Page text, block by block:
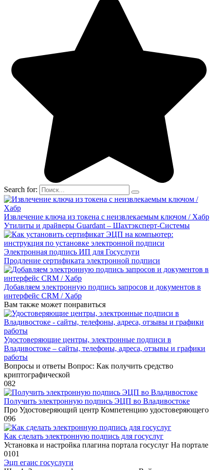
Search for:
Извлечение ключа из токена с неизвлекаемым ключом / Хабр
Утилиты и драйверы Guardant – Шахтэксперт-Системы
Электронная подпись ИП для Госуслуги
Продление сертификата электронной подписи
Добавляем электронную подпись запросов и документов в
интерфейс CRM / Хабр
Вам также может понравиться
Удостоверяющие центры, электронные подписи в
Владивостоке – сайты, телефоны, адреса, отзывы и графики
работы
Вопросы и ответы Вопрос: Как получить средство
криптографической
082
Получить электронную подпись ЭЦП во Владивостоке
Про Удостоверяющий центр Компетенцию удостоверяющего
096
Как сделать электронную подпись для госуслуг
Установка и настройка плагина портала госуслуг На портале
0101
Эцп егаис госуслуги